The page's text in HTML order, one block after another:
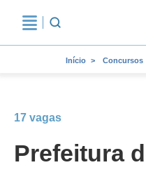
Início Concursos
17 vagas
Prefeitura